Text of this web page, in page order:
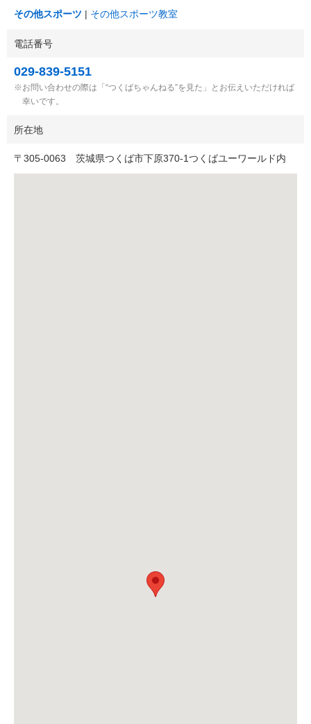
その他スポーツ その他スポーツ教室
電話番号
029-839-5151
お問い合わせの際は「“つくばちゃんねる”を見た」とお伝えいただければ
幸いです。
所在地
〒 305-0063 茨城県つくば市下原370-1つくばユーワールド内